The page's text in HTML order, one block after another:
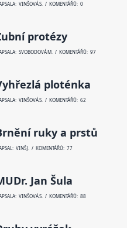
VINŠOVÁ S. / KOMENTÁŘŮ: 0
protézy
SVOBODOVÁ M. / KOMENTÁŘŮ: 97
ploténka
VINŠOVÁ S. / KOMENTÁŘŮ: 62
ruky a prstů
VINŠ J. / KOMENTÁŘŮ: 77
Jan Šula
VINŠOVÁ S. / KOMENTÁŘŮ: 88